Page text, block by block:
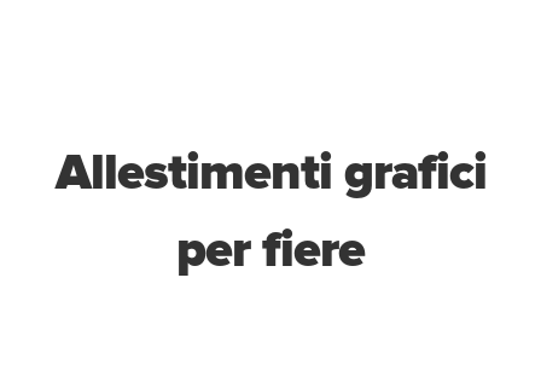
Allestimenti grafici
per fiere